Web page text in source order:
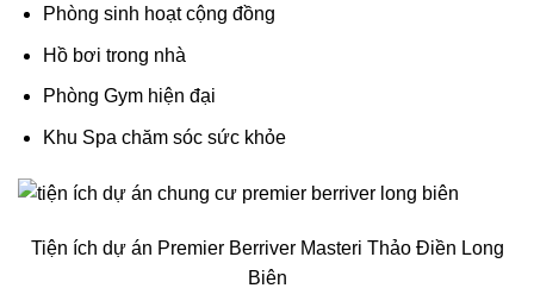
Phòng sinh hoạt cộng đồng
Hồ bơi trong nhà
Phòng Gym hiện đại
Khu Spa chăm sóc sức khỏe
Tiện ích dự án Premier Berriver Masteri Thảo Điền Long
Biên